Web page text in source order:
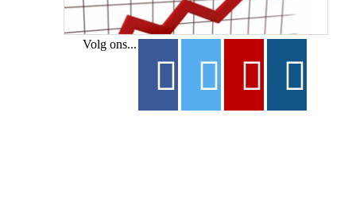
Volg ons...